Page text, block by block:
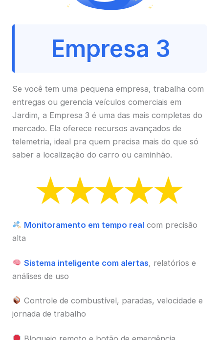
Empresa 3
Se você tem uma pequena empresa, trabalha com
entregas ou gerencia veículos comerciais em
Jardim, a Empresa 3 é uma das mais completas do
mercado. Ela oferece recursos avançados de
telemetria, ideal pra quem precisa mais do que só
saber a localização do carro ou caminhão.
Monitoramento em tempo realcom precisão
alta
Sistema inteligente com alertas, relatórios e
análises de uso
Controle de combustível, paradas, velocidade e
jornada de trabalho